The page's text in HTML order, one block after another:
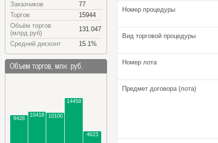
Заказчиков
77
Торгов
15944
Объём торгов
(млрд.руб)
131.047
Средний дисконт
15.1%
Объем торгов, млн. руб.
9428
10418 10100
14458
4623
Номер процедуры
Вид торговой процедуры
Номер лота
Предмет договора (лота)